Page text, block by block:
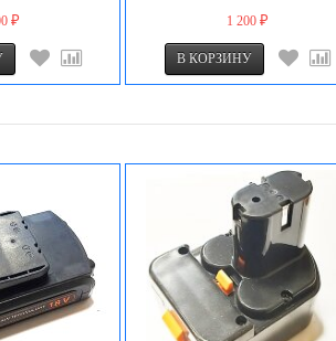
₽
1 200 ₽